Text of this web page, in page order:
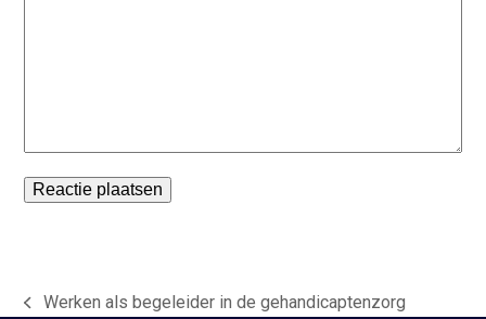
previous
Werken als begeleider in de gehandicaptenzorg